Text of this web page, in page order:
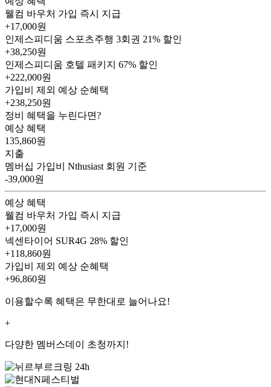
웰컴 바우처 가입 즉시 지급
+17,000원
인제스피디움 스포츠주행 3회권 21% 할인
+38,250원
인제스피디움 호텔 패키지 67% 할인
+222,000원
가입비 제외 예상 순혜택
+238,250원
정비 혜택을 누린다면?
예상 혜택
135,860원
지출
멤버십 가입비
Nthusiast 회원 기준
-39,000원
예상 혜택
웰컴 바우처 가입 즉시 지급
+17,000원
넥센타이어 SUR4G 28% 할인
+118,860원
가입비 제외 예상 순혜택
+96,860원
이용할수록 혜택은 무한대로 늘어나요!
+
다양한 멤버스데이 초청까지!